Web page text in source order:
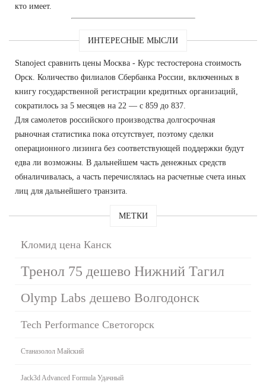
кто имеет.
ИНТЕРЕСНЫЕ МЫСЛИ
Stanoject сравнить цены Москва - Курс тестостерона стоимость
Орск. Количество филиалов Сбербанка России, включенных в
книгу государственной регистрации кредитных организаций,
сократилось за 5 месяцев на 22 — с 859 до 837.
Для самолетов российского производства долгосрочная
рыночная статистика пока отсутствует, поэтому сделки
операционного лизинга без соответствующей поддержки будут
едва ли возможны. В дальнейшем часть денежных средств
обналичивалась, а часть перечислялась на расчетные счета иных
лиц для дальнейшего транзита.
МЕТКИ
Кломид цена Канск
Тренол 75 дешево Нижний Тагил
Olymp Labs дешево Волгодонск
Tech Performance Светогорск
Станазолол Майский
Jack3d Advanced Formula Удачный